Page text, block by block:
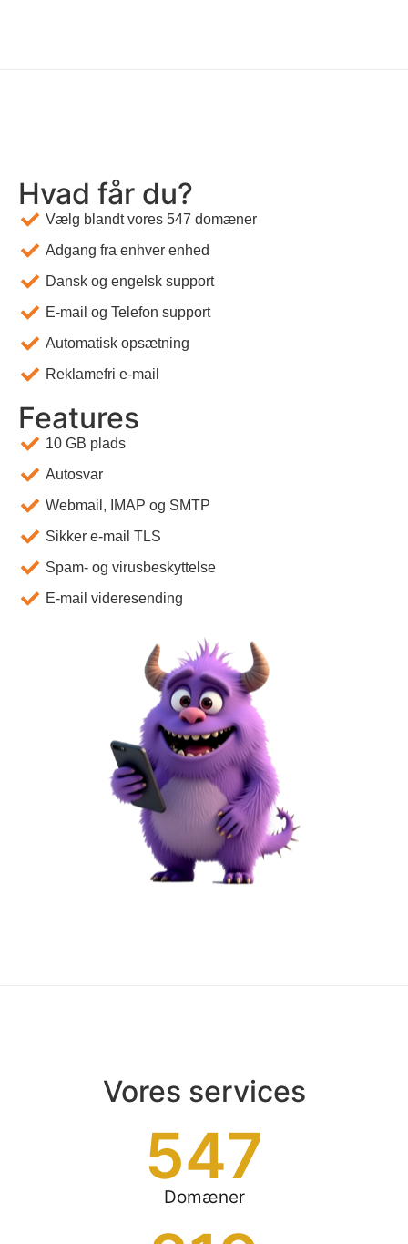
Hvad får du?
Vælg blandt vores 547 domæner
Adgang fra enhver enhed
Dansk og engelsk support
E-mail og Telefon support
Automatisk opsætning
Reklamefri e-mail
Features
10 GB plads
Autosvar
Webmail, IMAP og SMTP
Sikker e-mail TLS
Spam- og virusbeskyttelse
E-mail videresending
Vores services
Domæner
547